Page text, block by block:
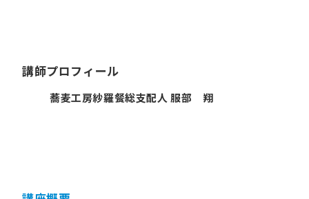
講師プロフィール
蕎麦工房紗羅餐総支配人 服部 翔